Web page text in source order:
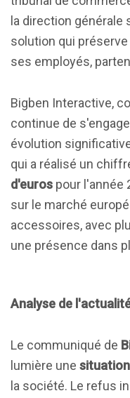
la direction
solution qui
ses employés,
Bigben Interactive,
continue de
évolution
qui a réalisé un
d'euros pour l'année
sur le marché
accessoires, avec
une présence dans
Analyse de
Le communiqué de
lumière une
la société. Le refus